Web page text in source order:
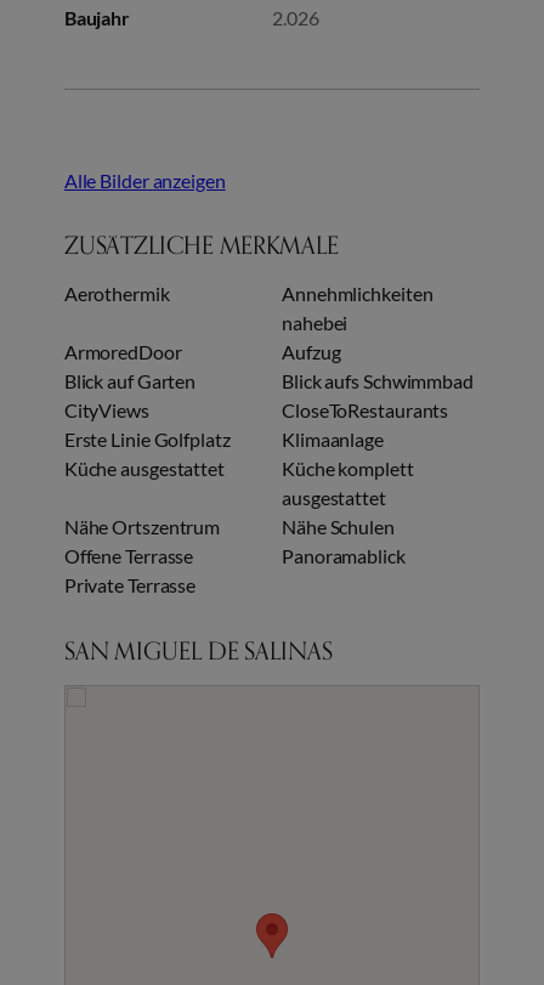
Baujahr 2.026
Alle Bilder anzeigen
ZUSÄTZLICHE MERKMALE
Aerothermik
Annehmlichkeiten
nahebei
ArmoredDoor
Aufzug
Blick auf Garten
Blick aufs Schwimmbad
CityViews
CloseToRestaurants
Erste Linie Golfplatz
Klimaanlage
Küche ausgestattet
Küche komplett
ausgestattet
Nähe Ortszentrum
Nähe Schulen
Offene Terrasse
Panoramablick
Private Terrasse
SAN MIGUEL DE SALINAS